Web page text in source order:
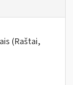
(Raštai,